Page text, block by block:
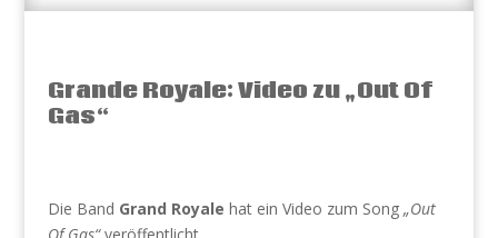
Grande Royale: Video zu „Out Of
Gas“
Die Band Grand Royale hat ein Video zum Song „Out